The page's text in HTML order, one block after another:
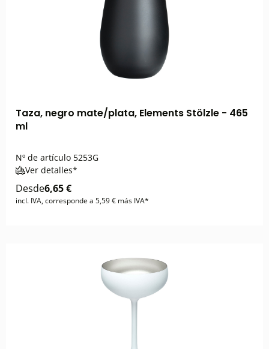
Taza, negro mate/plata, Elements Stölzle - 465
ml
Nº de artículo 5253G
Ver detalles*
Desde6,65 €
incl. IVA, corresponde a 5,59 € más IVA*